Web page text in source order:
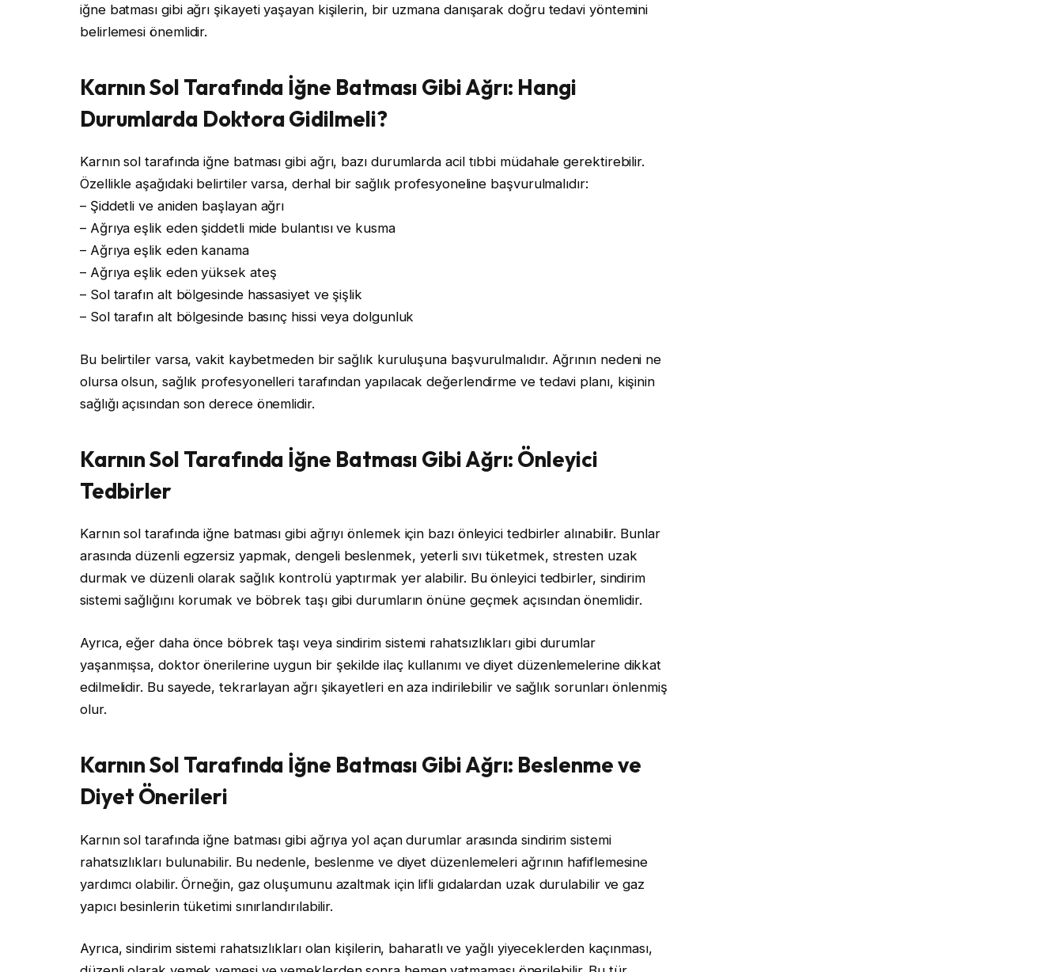
iğne batması gibi ağrı şikayeti yaşayan kişilerin, bir uzmana danışarak doğru tedavi yöntemini
belirlemesi önemlidir.
Karnın Sol Tarafında İğne Batması Gibi Ağrı: Hangi
Durumlarda Doktora Gidilmeli?
Karnın sol tarafında iğne batması gibi ağrı, bazı durumlarda acil tıbbi müdahale gerektirebilir.
Özellikle aşağıdaki belirtiler varsa, derhal bir sağlık profesyoneline başvurulmalıdır:
– Şiddetli ve aniden başlayan ağrı
– Ağrıya eşlik eden şiddetli mide bulantısı ve kusma
– Ağrıya eşlik eden kanama
– Ağrıya eşlik eden yüksek ateş
– Sol tarafın alt bölgesinde hassasiyet ve şişlik
– Sol tarafın alt bölgesinde basınç hissi veya dolgunluk
Bu belirtiler varsa, vakit kaybetmeden bir sağlık kuruluşuna başvurulmalıdır. Ağrının nedeni ne
olursa olsun, sağlık profesyonelleri tarafından yapılacak değerlendirme ve tedavi planı, kişinin
sağlığı açısından son derece önemlidir.
Karnın Sol Tarafında İğne Batması Gibi Ağrı: Önleyici
Tedbirler
Karnın sol tarafında iğne batması gibi ağrıyı önlemek için bazı önleyici tedbirler alınabilir. Bunlar
arasında düzenli egzersiz yapmak, dengeli beslenmek, yeterli sıvı tüketmek, stresten uzak
durmak ve düzenli olarak sağlık kontrolü yaptırmak yer alabilir. Bu önleyici tedbirler, sindirim
sistemi sağlığını korumak ve böbrek taşı gibi durumların önüne geçmek açısından önemlidir.
Ayrıca, eğer daha önce böbrek taşı veya sindirim sistemi rahatsızlıkları gibi durumlar
yaşanmışsa, doktor önerilerine uygun bir şekilde ilaç kullanımı ve diyet düzenlemelerine dikkat
edilmelidir. Bu sayede, tekrarlayan ağrı şikayetleri en aza indirilebilir ve sağlık sorunları önlenmiş
olur.
Karnın Sol Tarafında İğne Batması Gibi Ağrı: Beslenme ve
Diyet Önerileri
Karnın sol tarafında iğne batması gibi ağrıya yol açan durumlar arasında sindirim sistemi
rahatsızlıkları bulunabilir. Bu nedenle, beslenme ve diyet düzenlemeleri ağrının hafiflemesine
yardımcı olabilir. Örneğin, gaz oluşumunu azaltmak için lifli gıdalardan uzak durulabilir ve gaz
yapıcı besinlerin tüketimi sınırlandırılabilir.
Ayrıca, sindirim sistemi rahatsızlıkları olan kişilerin, baharatlı ve yağlı yiyeceklerden kaçınması,